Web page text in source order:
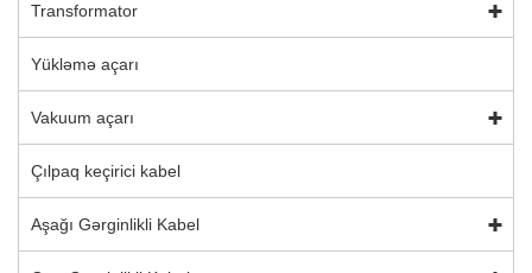
Transformator
Yükləmə açarı
Vakuum açarı
Çılpaq keçirici kabel
Aşağı Gərginlikli Kabel